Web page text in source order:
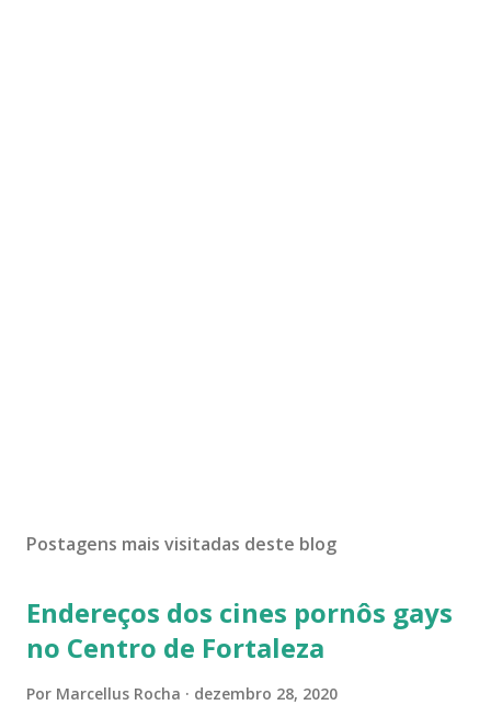
Postagens mais visitadas deste blog
Endereços dos cines pornôs gays
no Centro de Fortaleza
Por Marcellus Rocha dezembro 28, 2020